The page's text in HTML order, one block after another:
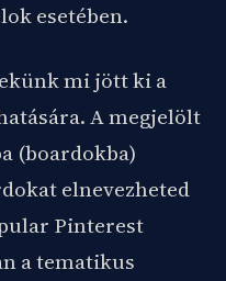
esetében.
mi jött ki a
A megjelölt
(boardokba)
elnevezheted
Pinterest
a tematikus